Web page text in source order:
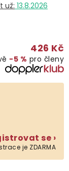
13.8.2026
426 Kč
−5 % pro členy
se ›
je ZDARMA